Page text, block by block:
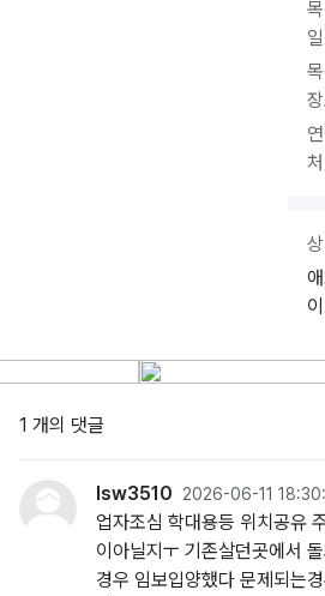
일
처
1 개의 댓글
lsw3510 2026-06-11
업자조심 학대용등 위치공유
이아닐지ㅜ 기존살던곳에서
경우 임보입양했다 문제되는